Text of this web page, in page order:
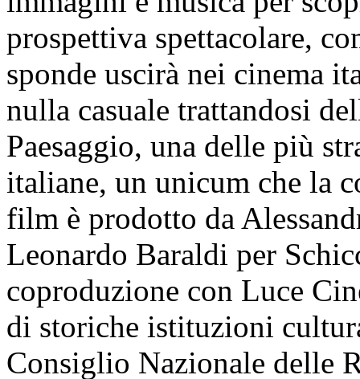
prospettiva spettacolare,
sponde uscirà nei cinema
nulla casuale trattandosi
Paesaggio, una delle più
italiane, un unicum che la
film è prodotto da
Leonardo Baraldi per
coproduzione con Luce
di storiche istituzioni
Consiglio Nazionale delle